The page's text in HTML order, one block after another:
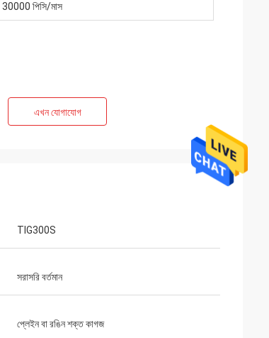
30000 পিসি/মাস
এখন যোগাযোগ
TIG300S
সরাসরি বর্তমান
প্লেইন বা রঙিন শক্ত কাগজ